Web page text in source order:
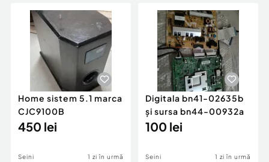
Servicii
Animale de companie
Afaceri și echipamente profesionale
Inchiriere Bunuri si Vehicule
Utilaje agricole si industriale
Piese auto si accesorii
Dacia Duster
Home sistem 5.1 marca
CJC9100B
450 lei
Seini 1 zi în urmă
Digitala bn41-02635b
și sursa bn44-00932a
100 lei
Seini 1 zi în urmă